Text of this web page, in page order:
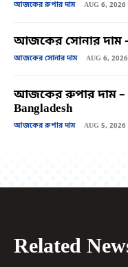
আজকের রুপার দাম AUG 6, 2026
আজকের সোনার দাম
আজকের সোনার দাম AUG 6, 2026
আজকের রুপার দাম –
Bangladesh
আজকের রুপার দাম AUG 5, 2026
Related